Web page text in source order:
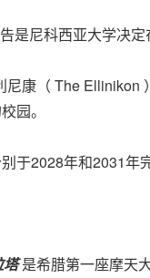
尼科西亚大学决定
康（ The Ellinikon
园。
于2028年和2031年完
塔 是希腊第一座摩天